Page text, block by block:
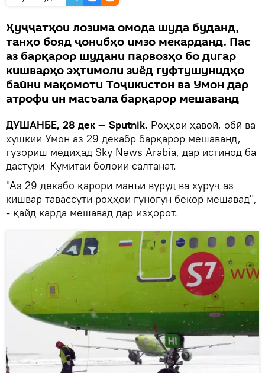
Ҳуҷҷатҳои лозима омода шуда буданд,
танҳо бояд ҷонибҳо имзо мекарданд. Пас
аз барқарор шудани парвозҳо бо дигар
кишварҳо эҳтимоли зиёд гуфтушунидҳо
байни мақомоти Тоҷикистон ва Умон дар
атрофи ин масъала барқарор мешаванд
ДУШАНБЕ, 28 дек — Sputnik. Роҳҳои ҳавоӣ, обӣ ва
хушкии Умон аз 29 декабр барқарор мешаванд,
гузориш медиҳад Sky News Arabia, дар истинод ба
дастури Кумитаи болоии салтанат.
"Аз 29 декабо қарори манъи вуруд ва хуруҷ аз
кишвар тавассути роҳҳои гуногун бекор мешавад",
- қайд карда мешавад дар изҳорот.